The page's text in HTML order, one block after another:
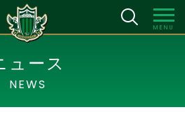
MENU
ュース
NEWS